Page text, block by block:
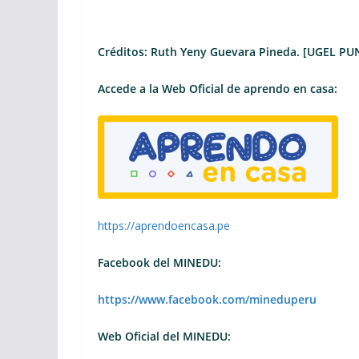
Créditos: Ruth Yeny Guevara Pineda. [UGEL
Accede a la Web Oficial de aprendo en casa:
https://aprendoencasa.pe
Facebook del MINEDU:
https://www.facebook.com/mineduperu
Web Oficial del MINEDU: